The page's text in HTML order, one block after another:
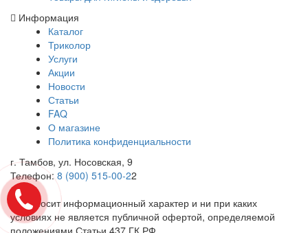
Информация
Каталог
Триколор
Услуги
Акции
Новости
Статьи
FAQ
О магазине
Политика конфиденциальности
г. Тамбов, ул. Носовская, 9
Телефон: 8 (900) 515-00-22
Cайт носит информационный характер и ни при каких
условиях не является публичной офертой, определяемой
положениями Статьи 437 ГК РФ.